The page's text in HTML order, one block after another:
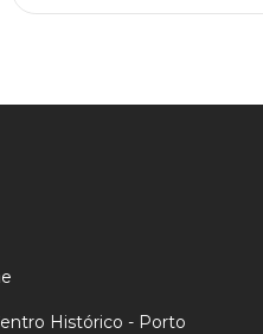
Histórico - Porto